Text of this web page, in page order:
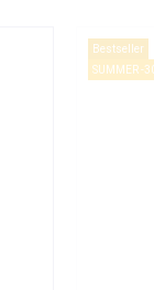
Bestseller
SUMMER -